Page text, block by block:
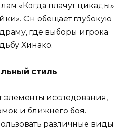
«Когда плачут цикады»
Он обещает глубокую
где выборы игрока
Хинако.
стиль
элементы исследования,
и ближнего боя.
различные виды